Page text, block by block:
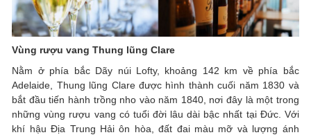
Vùng rượu vang Thung lũng Clare
Nằm ở phía bắc Dãy núi Lofty, khoảng 142 km về phía bắc
Adelaide, Thung lũng Clare được hình thành cuối năm 1830 và
bắt đầu tiến hành trồng nho vào năm 1840, nơi đây là một trong
những vùng rượu vang có tuổi đời lâu dài bậc nhất tại Đức. Với
khí hậu Địa Trung Hải ôn hòa, đất đai màu mỡ và lượng ánh